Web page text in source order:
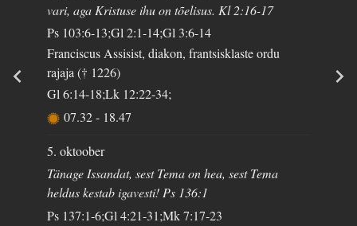
vari, aga Kristuse ihu on tõelisus. Kl 2:16-17
Ps 103:6-13;Gl 2:1-14;Gl 3:6-14
Franciscus Assisist, diakon, frantsisklaste ordu
rajaja († 1226)
Gl 6:14-18;Lk 12:22-34;
07.32- 18.47
5. oktoober
Tänage Issandat, sest Tema on hea, sest Tema
heldus kestab igavesti! Ps 136:1
Ps 137:1-6;Gl 4:21-31;Mk 7:17-23